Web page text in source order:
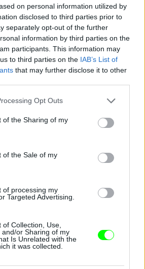
on personal information utilized by
disclosed to third parties prior to
separately opt-out of the further
information by third parties on the
participants. This information may
to third parties on the IAB’s List of
that may further disclose it to other
app uses one or more Google
or usage behaviour. You may click to
to Google and its third-party tags to
specified purposes in below Google
Opt Outs
of the Sharing of my
of the Sale of my
of processing my
Targeted Advertising.
Collection, Use,
and/or Sharing of my
Is Unrelated with the
it was collected.
együtt van Kurt Russellel
még kép!